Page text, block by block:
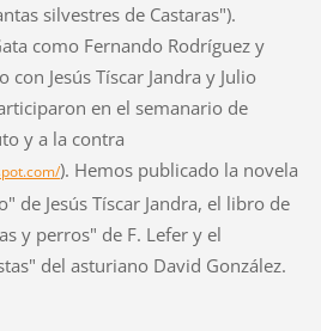
silvestres de Castaras").
como Fernando Rodríguez y
Jesús Tíscar Jandra y Julio
en el semanario de
y a la contra
). Hemos publicado la novela
de Jesús Tíscar Jandra, el libro de
y perros" de F. Lefer y el
del asturiano David González.